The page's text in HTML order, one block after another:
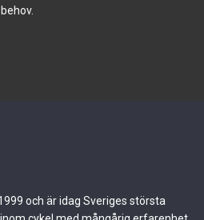
och är idag Sveriges största